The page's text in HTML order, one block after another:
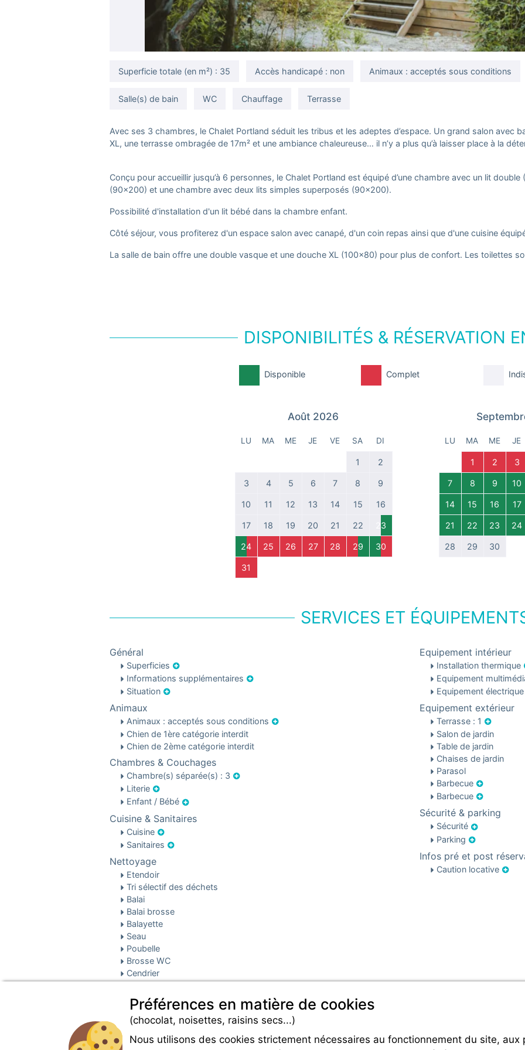
Superficie totale (en m²) : 35 Accès handicapé : non Animaux : acceptés sous conditions
Salle(s) de bain WC Chauffage Terrasse
Avec ses 3 chambres, le Chalet Portland séduit les tribus et les adeptes d’espace. Un grand salon avec
XL, une terrasse ombragée de 17m² et une ambiance chaleureuse… il n’y a plus qu’à laisser place à la
Conçu pour accueillir jusqu’à 6 personnes, le Chalet Portland est équipé d’une chambre avec un lit
(90x200) et une chambre avec deux lits simples superposés (90x200).
Possibilité d'installation d'un lit bébé dans la chambre enfant.
Côté séjour, vous profiterez d'un espace salon avec canapé, d'un coin repas ainsi que d'une cuisine
La salle de bain offre une double vasque et une douche XL (100x80) pour plus de confort. Les toilettes
DISPONIBILITÉS & RÉSERVATION
Disponible Complet
Août 2026
LU MA ME JE VE SA DI
1 2
3 4 5 6 7 8 9
10 11 12 13 14 15 16
17 18 19 20 21 22 23
24 25 26 27 28 29 30
31
LU MA ME JE
1 2 3
7 8 9 10
14 15 16 17
21 22 23 24
28 29 30
SERVICES ET
Général
Superficies
Informations supplémentaires
Situation
Animaux
Animaux : acceptés sous conditions
Chien de 1ère catégorie interdit
Chien de 2ème catégorie interdit
Chambres & Couchages
Chambre(s) séparée(s) : 3
Literie
Enfant / Bébé
Cuisine & Sanitaires
Cuisine
Sanitaires
Nettoyage
Etendoir
Tri sélectif des déchets
Balai
Balai brosse
Balayette
Seau
Poubelle
Brosse WC
Cendrier
Equipement intérieur
Installation thermique
Equipement
Equipement électrique
Equipement extérieur
Terrasse : 1
Salon de jardin
Table de jardin
Chaises de jardin
Parasol
Barbecue
Barbecue
Sécurité & parking
Sécurité
Parking
Infos pré et post
Caution locative
Préférences en matière de cookies
(chocolat, noisettes, raisins secs...)
Nous utilisons des cookies strictement nécessaires au fonctionnement du site,